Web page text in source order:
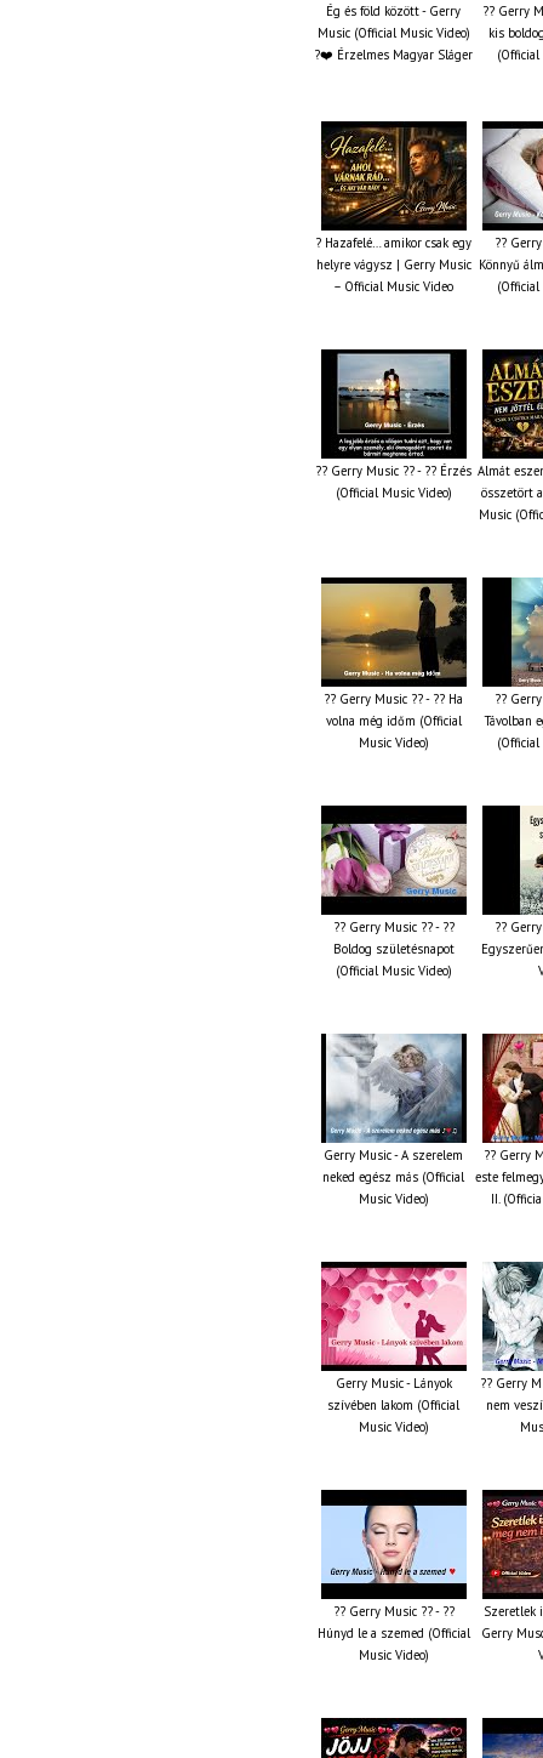
Ég és föld között - Gerry
Music (Official Music Video)
?❤️ Érzelmes Magyar Sláger
?? Gerry
kis
(Official
? Hazafelé… amikor csak egy
helyre vágysz | Gerry Music
– Official Music Video
??
Könnyű
(Official
?? Gerry Music ?? - ?? Érzés
(Official Music Video)
Almát
összetört
Music
?? Gerry Music ?? - ?? Ha
volna még időm (Official
Music Video)
??
Távolban
(Official
?? Gerry Music ?? - ??
Boldog születésnapot
(Official Music Video)
??
Gerry Music - A szerelem
neked egész más (Official
Music Video)
?? Gerry
este
II.
Gerry Music - Lányok
szívében lakom (Official
Music Video)
?? Gerry
nem
?? Gerry Music ?? - ??
Húnyd le a szemed (Official
Music Video)
Szeretlek
Gerry